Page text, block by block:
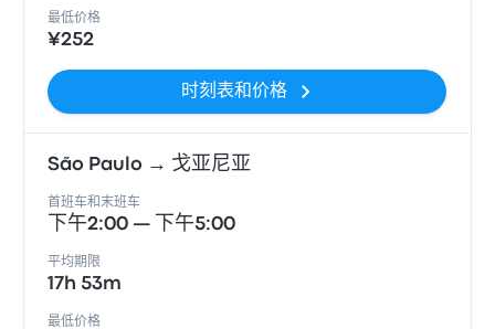
最低价格
¥252
时刻表和价格
São Paulo → 戈亚尼亚
首班车和末班车
下午2:00 — 下午5:00
平均期限
17h 53m
最低价格